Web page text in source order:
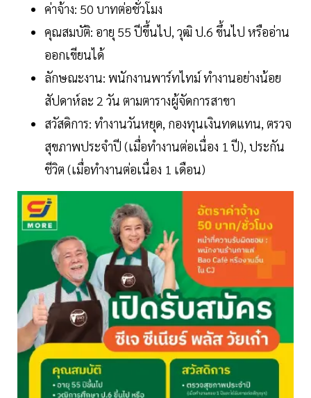
ค่าจ้าง: 50 บาทต่อชั่วโมง
คุณสมบัติ: อายุ 55 ปีขึ้นไป, วุฒิ ป.6 ขึ้นไป หรืออ่าน
ออกเขียนได้
ลักษณะงาน: พนักงานพาร์ทไทม์ ทำงานอย่างน้อย
สัปดาห์ละ 2 วัน ตามตารางผู้จัดการสาขา
สวัสดิการ: ทำงานวันหยุด, กองทุนเงินทดแทน, ตรวจ
สุขภาพประจำปี (เมื่อทำงานต่อเนื่อง 1 ปี), ประกัน
ชีวิต (เมื่อทำงานต่อเนื่อง 1 เดือน)